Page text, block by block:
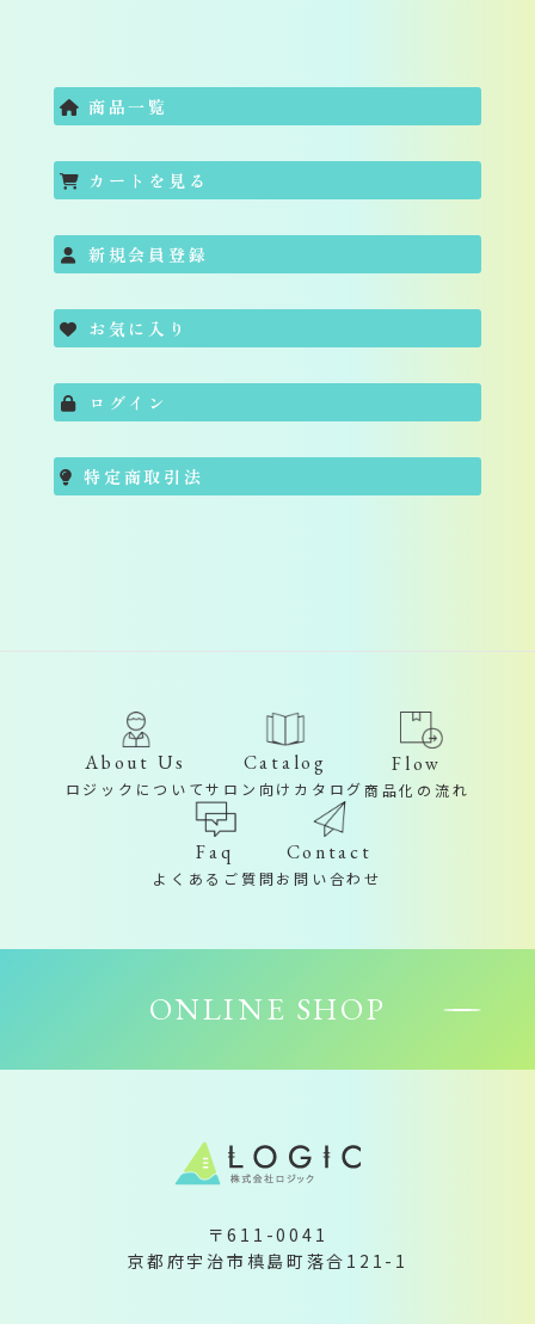
商品一覧
カートを見る
新規会員登録
お気に入り
ログイン
特定商取引法
About Us
ロジックについて
Catalog
サロン向けカタログ
Flow
商品化の流れ
Faq
よくあるご質問
Contact
お問い合わせ
ONLINE SHOP
〒611-0041
京都府宇治市槙島町落合121-1